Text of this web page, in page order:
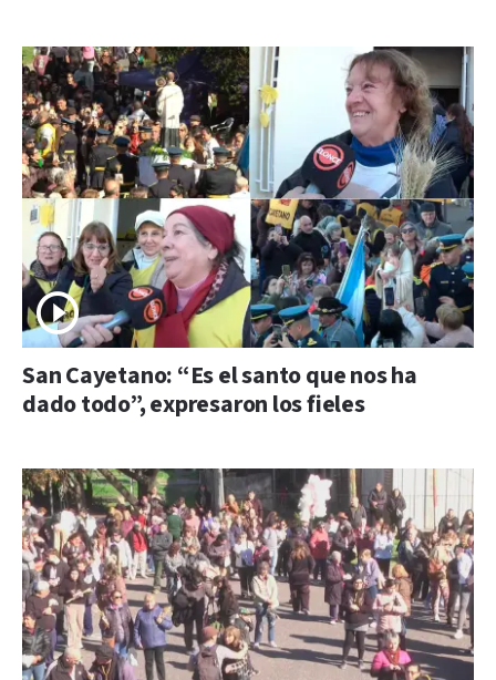
San Cayetano: “Es el santo que nos ha
dado todo”, expresaron los fieles